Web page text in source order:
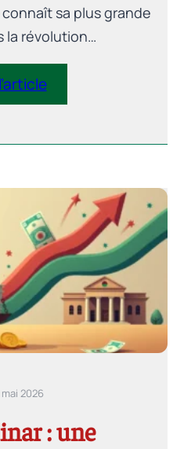
sa plus grande
la révolution
siècles de
le centre de gravité
vers l’Asie. Pour
géographiques,
pour s’insérer dans
du XXIe siècle.
2026
: une